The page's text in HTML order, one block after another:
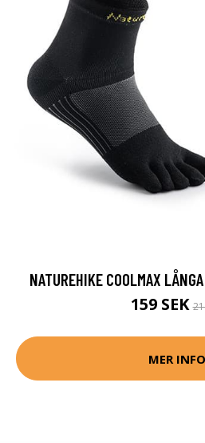
NATUREHIKE COOLMAX
159 SEK
MER